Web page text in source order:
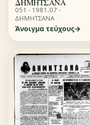
ΔΗΜΗΤΣΑΝΑ
051 - 1981.07 -
ΔΗΜΗΤΣΑΝΑ
Άνοιγμα τεύχους